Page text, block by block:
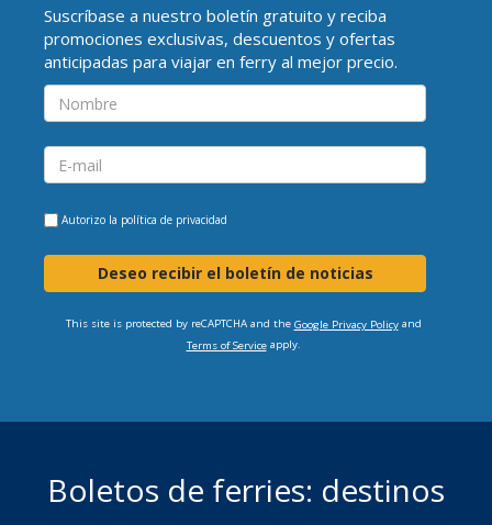
Suscríbase a nuestro boletín gratuito y reciba
promociones exclusivas, descuentos y ofertas
anticipadas para viajar en ferry al mejor precio.
Autorizo la política de privacidad
Deseo recibir el boletín de noticias
This site is protected by reCAPTCHA and the Google Privacy Policyand
Terms of Serviceapply.
Boletos de ferries: destinos